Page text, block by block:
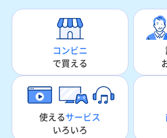
コンビニ
で買える
使える サービス
いろいろ